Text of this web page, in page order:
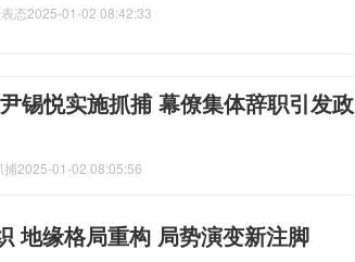
态2025-01-02 08:42:33
锡悦实施抓捕 幕僚集体辞职引发政
捕2025-01-02 08:05:56
地缘格局重构 局势演变新注脚